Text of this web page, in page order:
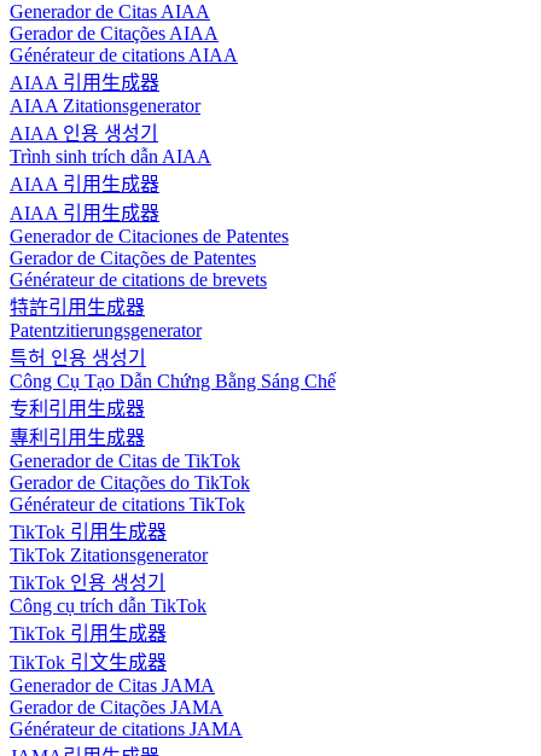
Generador de Citas AIAA
Gerador de Citações AIAA
Générateur de citations AIAA
AIAA 引用生成器
AIAA Zitationsgenerator
AIAA 인용 생성기
Trình sinh trích dẫn AIAA
AIAA 引用生成器
AIAA 引用生成器
Generador de Citaciones de Patentes
Gerador de Citações de Patentes
Générateur de citations de brevets
特許引用生成器
Patentzitierungsgenerator
특허 인용 생성기
Công Cụ Tạo Dẫn Chứng Bằng Sáng Chế
专利引用生成器
專利引用生成器
Generador de Citas de TikTok
Gerador de Citações do TikTok
Générateur de citations TikTok
TikTok 引用生成器
TikTok Zitationsgenerator
TikTok 인용 생성기
Công cụ trích dẫn TikTok
TikTok 引用生成器
TikTok 引文生成器
Generador de Citas JAMA
Gerador de Citações JAMA
Générateur de citations JAMA